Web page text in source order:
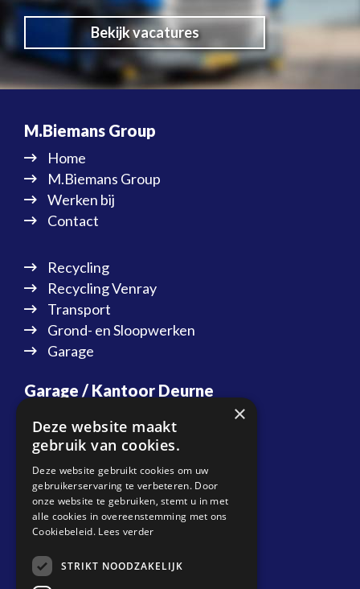
Bekijk vacatures
M.Biemans Group
Home
M.Biemans Group
Werken bij
Contact
Recycling
Recycling Venray
Transport
Grond- en Sloopwerken
Garage
Garage / Kantoor Deurne
Energiestraat 20
5753 RN Deurne
T:088 087 37 20
E:info@biemansdeurne.nl
Planning Transport
T:088 087 37 10
E:planning@biemansdeurne.nl
×
Deze website maakt
gebruik van cookies.
Deze website gebruikt cookies om uw
gebruikerservaring te verbeteren. Door
onze website te gebruiken, stemt u in met
alle cookies in overeenstemming met ons
Cookiebeleid. Lees verder
STRIKT NOODZAKELIJK